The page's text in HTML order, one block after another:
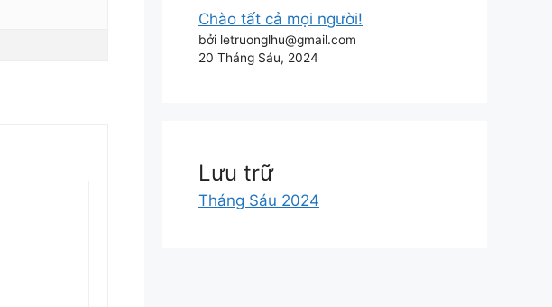
Chào tất cả mọi người!
bởi letruonglhu@gmail.com
20 Tháng Sáu, 2024
Lưu trữ
Tháng Sáu 2024